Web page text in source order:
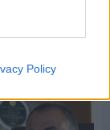
Policy
του